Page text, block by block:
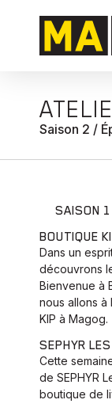
Saison 2 /
SAISON 1
BOUTIQUE
Dans un
découvrons
Bienvenue à
nous allons
KIP à Magog.
SEPHYR
Cette
de SEPHYR
boutique de